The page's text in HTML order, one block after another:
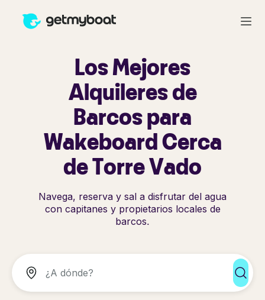
Los Mejores
Alquileres de
Barcos para
Wakeboard Cerca
de Torre Vado
Navega, reserva y sal a disfrutar del agua
con capitanes y propietarios locales de
barcos.